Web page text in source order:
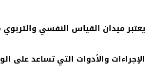
يعتبر ميدان القياس النفسي
الإجراءات والأدوات التي تساعد على